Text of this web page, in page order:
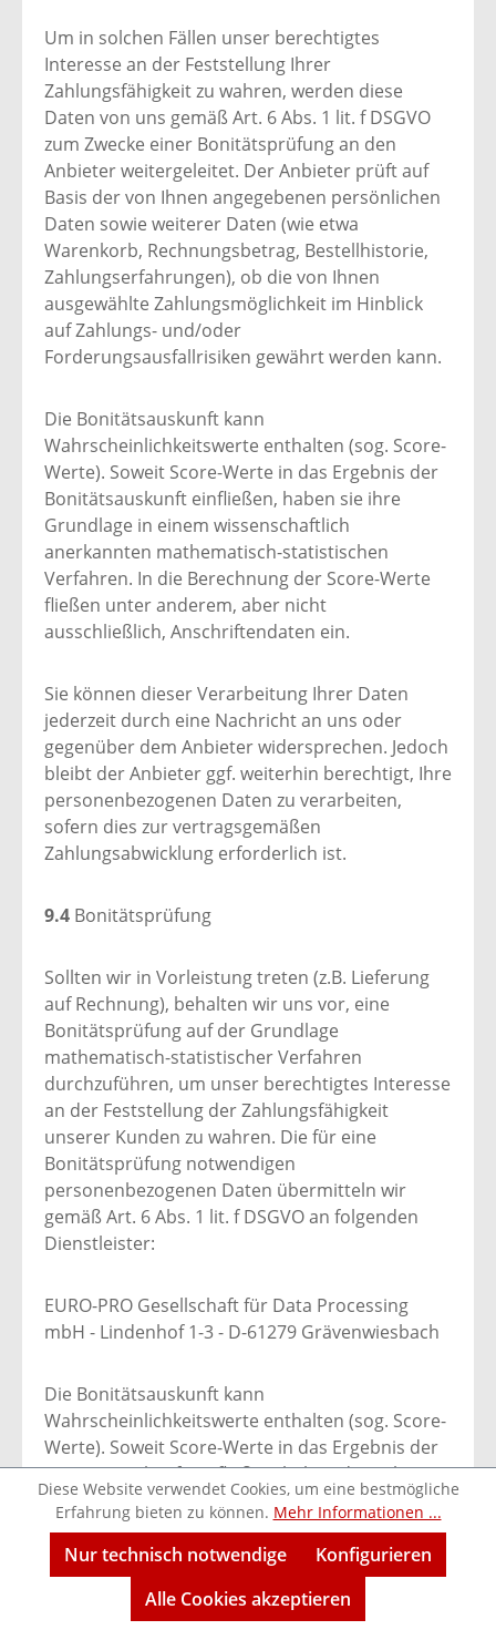
Um in solchen Fällen unser berechtigtes
Interesse an der Feststellung Ihrer
Zahlungsfähigkeit zu wahren, werden diese
Daten von uns gemäß Art. 6 Abs. 1 lit. f DSGVO
zum Zwecke einer Bonitätsprüfung an den
Anbieter weitergeleitet. Der Anbieter prüft auf
Basis der von Ihnen angegebenen persönlichen
Daten sowie weiterer Daten (wie etwa
Warenkorb, Rechnungsbetrag, Bestellhistorie,
Zahlungserfahrungen), ob die von Ihnen
ausgewählte Zahlungsmöglichkeit im Hinblick
auf Zahlungs- und/oder
Forderungsausfallrisiken gewährt werden kann.
Die Bonitätsauskunft kann
Wahrscheinlichkeitswerte enthalten (sog. Score-
Werte). Soweit Score-Werte in das Ergebnis der
Bonitätsauskunft einfließen, haben sie ihre
Grundlage in einem wissenschaftlich
anerkannten mathematisch-statistischen
Verfahren. In die Berechnung der Score-Werte
fließen unter anderem, aber nicht
ausschließlich, Anschriftendaten ein.
Sie können dieser Verarbeitung Ihrer Daten
jederzeit durch eine Nachricht an uns oder
gegenüber dem Anbieter widersprechen. Jedoch
bleibt der Anbieter ggf. weiterhin berechtigt, Ihre
personenbezogenen Daten zu verarbeiten,
sofern dies zur vertragsgemäßen
Zahlungsabwicklung erforderlich ist.
9.4 Bonitätsprüfung
Sollten wir in Vorleistung treten (z.B. Lieferung
auf Rechnung), behalten wir uns vor, eine
Bonitätsprüfung auf der Grundlage
mathematisch-statistischer Verfahren
durchzuführen, um unser berechtigtes Interesse
an der Feststellung der Zahlungsfähigkeit
unserer Kunden zu wahren. Die für eine
Bonitätsprüfung notwendigen
personenbezogenen Daten übermitteln wir
gemäß Art. 6 Abs. 1 lit. f DSGVO an folgenden
Dienstleister:
EURO-PRO Gesellschaft für Data Processing
mbH - Lindenhof 1-3 - D-61279 Grävenwiesbach
Die Bonitätsauskunft kann
Wahrscheinlichkeitswerte enthalten (sog. Score-
Werte). Soweit Score-Werte in das Ergebnis der
Bonitätsauskunft einfließen, haben diese ihre
Grundlage in einem wissenschaftlich
anerkannten mathematisch-statistischem
Verfahren. In die Berechnung der Score-Werte
fließen unter anderem, aber nicht
ausschließlich, Anschriftendaten ein. Das
Werkzeugleiste anzeigen
Diese Website verwendet Cookies, um eine bestmögliche
Erfahrung bieten zu können. Mehr Informationen ...
Nur technisch notwendige
Konfigurieren
Alle Cookies akzeptieren